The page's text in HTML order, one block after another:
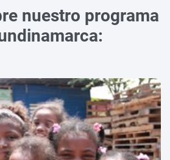
nuestro programa